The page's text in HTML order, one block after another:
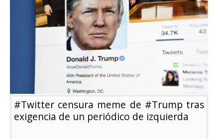
partidarios
de
Trump
con
su
auto
organizadora
de
#BlackLivesMatter
#Twitter censura meme de #Trump tras
exigencia de un periódico de izquierda